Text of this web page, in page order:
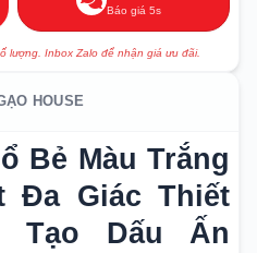
Báo giá 5s
lượng. Inbox Zalo để nhận giá ưu đãi.
HOUSE
Bẻ Màu Trắng
Đa Giác Thiết
Tạo Dấu Ấn